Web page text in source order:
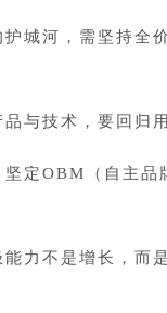
城河，需坚持全
与技术，要回归
定OBM
（自主
力不是增长，而